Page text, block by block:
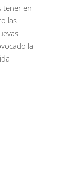
tener en
las
la